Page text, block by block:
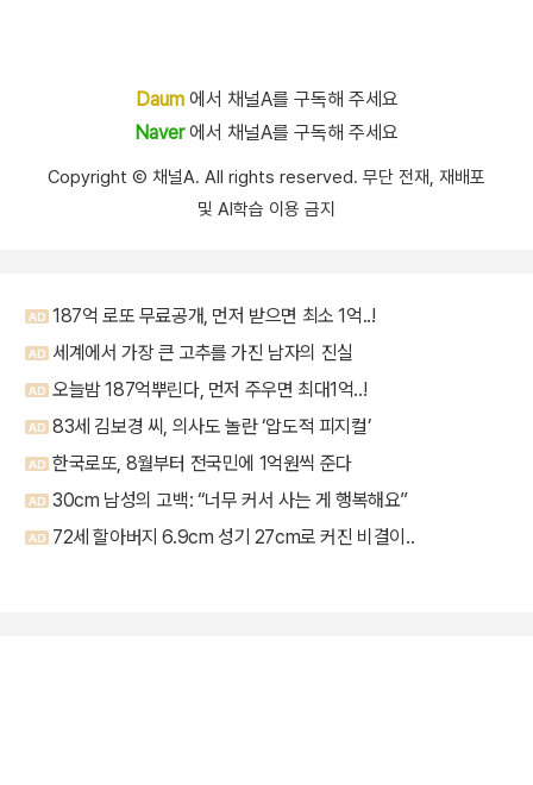
Daum에서 채널A를 구독해 주세요
Naver에서 채널A를 구독해 주세요
Copyright Ⓒ 채널A. All rights reserved. 무단 전재, 재배포
및 AI학습 이용 금지